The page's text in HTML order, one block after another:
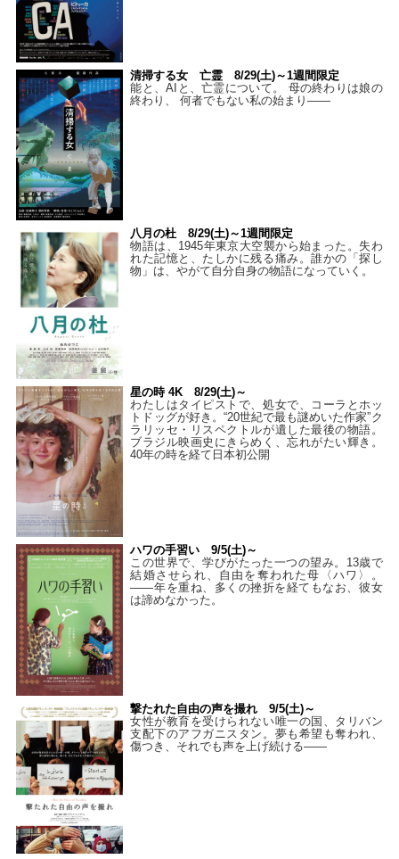
清掃する女 亡霊 8/29(土)～1週間限定
能と、AIと、亡霊について。 母の終わりは娘の
終わり、 何者でもない私の始まり――
八月の杜 8/29(土)～1週間限定
物語は、1945年東京大空襲から始まった。失わ
れた記憶と、たしかに残る痛み。誰かの「探し
物」は、やがて自分自身の物語になっていく。
星の時 4K 8/29(土)～
わたしはタイピストで、処⼥で、コーラとホッ
トドッグが好き。“20世紀で最も謎めいた作家”ク
ラリッセ・リスペクトルが遺した最後の物語。
ブラジル映画史にきらめく、忘れがたい輝き。
40年の時を経て⽇本初公開
ハワの手習い 9/5(土)～
この世界で、学びがたった一つの望み。13歳で
結婚させられ、自由を奪われた母〈ハワ〉。
——年を重ね、多くの挫折を経てもなお、彼女
は諦めなかった。
撃たれた自由の声を撮れ 9/5(土)～
女性が教育を受けられない唯一の国、タリバン
支配下のアフガニスタン。夢も希望も奪われ、
傷つき、それでも声を上げ続ける——